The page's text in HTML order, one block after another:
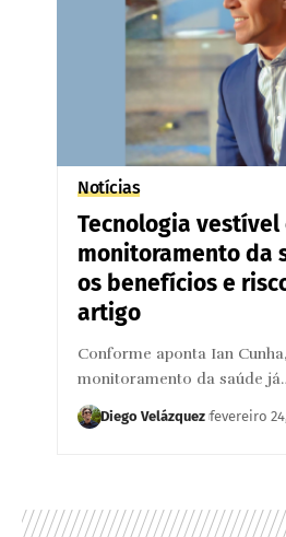
Notícias
Tecnologia vestível
monitoramento da
os benefícios e
artigo
Conforme aponta Ian
monitoramento da saúde
Diego Velázquez fevereiro